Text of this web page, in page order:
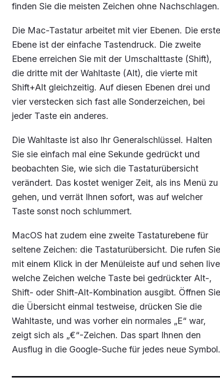
finden Sie die meisten Zeichen ohne Nachschlagen.
Die Mac-Tastatur arbeitet mit vier Ebenen. Die erste
Ebene ist der einfache Tastendruck. Die zweite
Ebene erreichen Sie mit der Umschalttaste (Shift),
die dritte mit der Wahltaste (Alt), die vierte mit
Shift+Alt gleichzeitig. Auf diesen Ebenen drei und
vier verstecken sich fast alle Sonderzeichen, bei
jeder Taste ein anderes.
Die Wahltaste ist also Ihr Generalschlüssel. Halten
Sie sie einfach mal eine Sekunde gedrückt und
beobachten Sie, wie sich die Tastaturübersicht
verändert. Das kostet weniger Zeit, als ins Menü zu
gehen, und verrät Ihnen sofort, was auf welcher
Taste sonst noch schlummert.
MacOS hat zudem eine zweite Tastaturebene für
seltene Zeichen: die Tastaturübersicht. Die rufen Sie
mit einem Klick in der Menüleiste auf und sehen
welche Zeichen welche Taste bei gedrückter Alt-,
Shift- oder Shift-Alt-Kombination ausgibt. Öffnen Sie
die Übersicht einmal testweise, drücken Sie die
Wahltaste, und was vorher ein normales „E“ war,
zeigt sich als „€“-Zeichen. Das spart Ihnen den
Ausflug in die Google-Suche für jedes neue Symbol.